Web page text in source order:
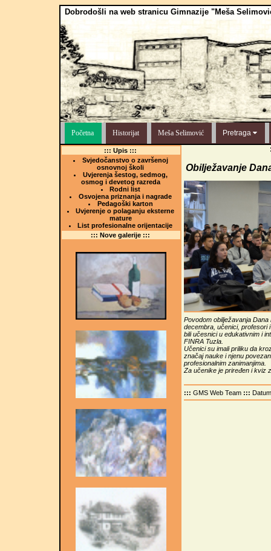
Dobrodošli na web stranicu Gimnazije "Meša
Početna Historijat Meša Selimović Pretraga
::: Upis :::
Svjedočanstvo o završenoj
osnovnoj školi
Uvjerenja šestog, sedmog,
osmog i devetog razreda
Rodni list
Osvojena priznanja i nagrade
Pedagoški karton
Uvjerenje o polaganju eksterne
mature
List profesionalne orijentacije
::: Nove galerije :::
Obilježavanje
Povodom obilježavanja
decembra, učenici, profesori
bili učesnici u edukativnim i
FINRA Tuzla.
Učenici su imali priliku da
značaj nauke i njenu
profesionalnim zanimanjima.
Za učenike je priređen i kviz
::: GMS Web Team :::